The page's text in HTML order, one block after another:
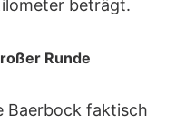
beträgt.
Runde
Baerbock faktisch